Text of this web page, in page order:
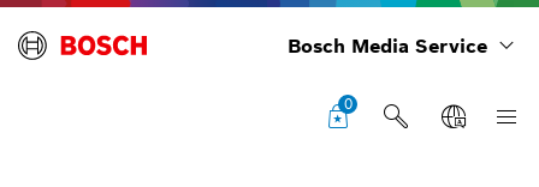
Bosch Media Service
0